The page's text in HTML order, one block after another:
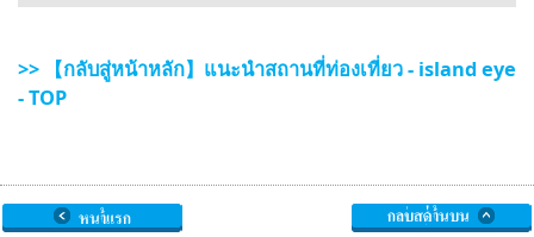
>> 【กลับสู่หน้าหลัก】แนะนำสถานที่ท่องเที่ยว - island eye
- TOP